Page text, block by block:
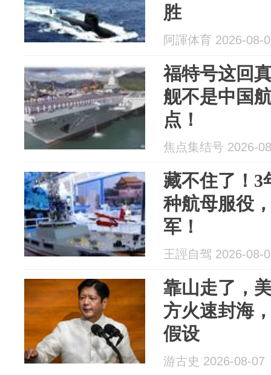
胜
阿諢体育 2026-08-
福特号这回
舰不是中国
点！
焦点集结号 2026-
藏不住了！3
种航母服役
军！
王誙自驾 2026-08-
靠山走了，
方火速封海
假设
游古史 2026-08-07